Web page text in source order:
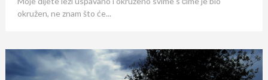
okružen, ne znam što će...